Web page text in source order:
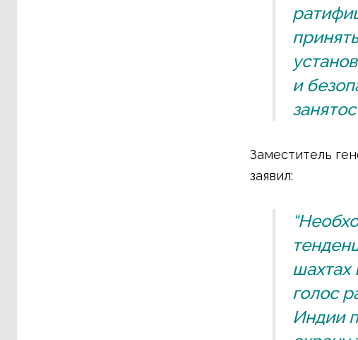
и
Заместитель
заявил:
шахтах
голос
Индии